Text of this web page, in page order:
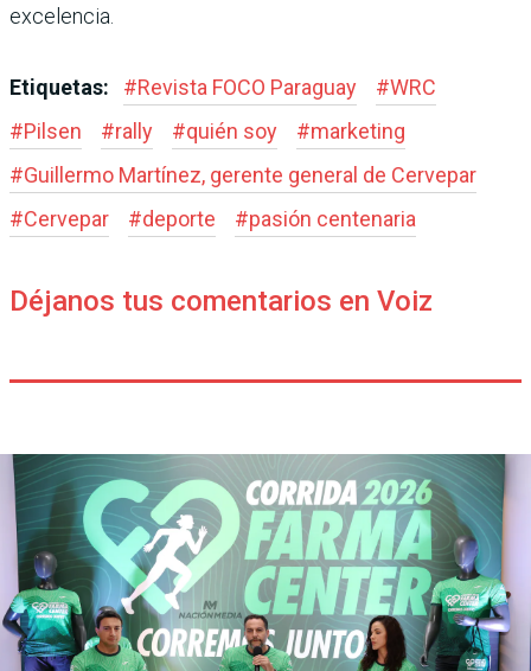
excelencia.
Etiquetas: #Revista FOCO Paraguay #WRC
#Pilsen #rally #quién soy #marketing
#Guillermo Martínez, gerente general de Cervepar
#Cervepar #deporte #pasión centenaria
Déjanos tus comentarios en Voiz